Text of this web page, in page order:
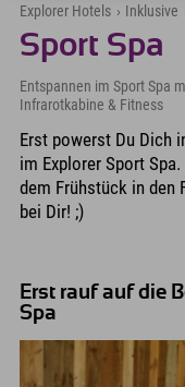
Explorer Hotels › Inklusive
Sport Spa
Entspannen im Sport Spa
Infrarotkabine & Fitness
Erst powerst Du Dich
im Explorer Sport
dem Frühstück in den
bei Dir! ;)
Erst rauf auf die
Spa